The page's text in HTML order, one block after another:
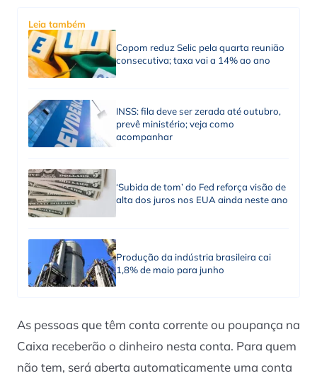
Leia também
Copom reduz Selic pela quarta reunião
consecutiva; taxa vai a 14% ao ano
INSS: fila deve ser zerada até outubro,
prevê ministério; veja como
acompanhar
‘Subida de tom’ do Fed reforça visão de
alta dos juros nos EUA ainda neste ano
Produção da indústria brasileira cai
1,8% de maio para junho
As pessoas que têm conta corrente ou poupança na
Caixa receberão o dinheiro nesta conta. Para quem
não tem, será aberta automaticamente uma conta